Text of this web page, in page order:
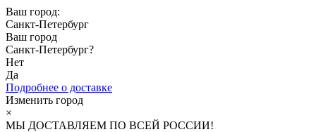
Ваш город:
Санкт-Петербург
Ваш город
Санкт-Петербург?
Нет
Да
Подробнее о доставке
Изменить город
×
МЫ ДОСТАВЛЯЕМ ПО ВСЕЙ РОССИИ!